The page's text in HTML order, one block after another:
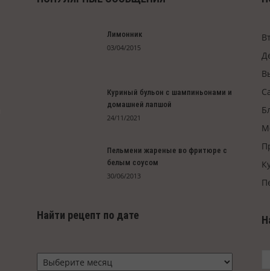
Лимонник
03/04/2015
Куриный бульон с шампиньонами и
домашней лапшой
24/11/2021
Пельмени жареные во фритюре с
белым соусом
30/06/2013
Найти рецепт по дате
Найти
рецепт